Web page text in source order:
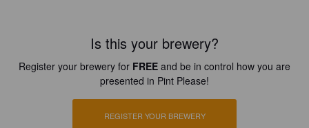
Is this your brewery?
Register your brewery for FREE and be in control how you are
presented in Pint Please!
REGISTER YOUR BREWERY